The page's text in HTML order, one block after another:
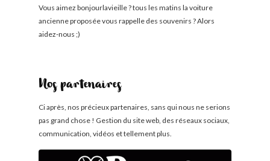
Vous aimez bonjourlavieille ? tous les matins la voiture
ancienne proposée vous rappelle des souvenirs ? Alors
aidez-nous ;)
Nos partenaires
Ci après, nos précieux partenaires, sans qui nous ne serions
pas grand chose ! Gestion du site web, des réseaux sociaux,
communication, vidéos et tellement plus.